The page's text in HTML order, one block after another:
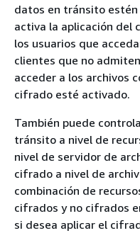
datos en tránsito
activa la aplicación del
los usuarios que
clientes que no
acceder a los archivos
cifrado esté activado.
También puede
tránsito a nivel de
nivel de servidor de
cifrado a nivel de
combinación de
cifrados y no cifrados
si desea aplicar el